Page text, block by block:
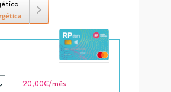
20,00€/mês